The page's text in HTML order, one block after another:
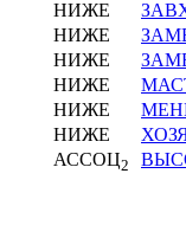
НИЖЕ
НИЖЕ
НИЖЕ
НИЖЕ
НИЖЕ
НИЖЕ
АССОЦ2